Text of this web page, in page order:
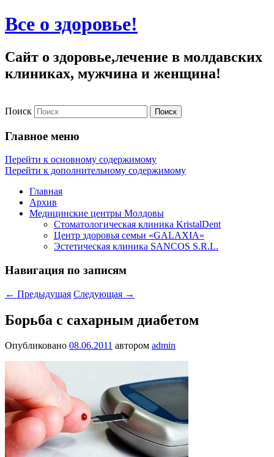
Все о здоровье!
Сайт о здоровье,лечение в молдавских
клиниках, мужчина и женщина!
Поиск
Главное меню
Перейти к основному содержимому
Перейти к дополнительному содержимому
Главная
Архив
Медицинские центры Молдовы
Стоматологическая клиника KristalDent
Центр здоровья семьи «GALAXIA»
Эстетическая клиника SANCOS S.R.L.
Навигация по записям
← Предыдущая Следующая →
Борьба с сахарным диабетом
Опубликовано 08.06.2011 автором admin